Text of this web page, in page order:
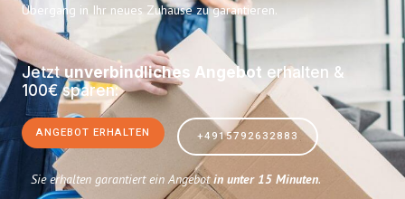
Übergang in Ihr neues Zuhause zu garantieren.
Jetztunverbindliches Angebot erhalten &
100€ sparen:
ANGEBOT ERHALTEN +4915792632883
Sie erhalten garantiert ein Angebotin unter 15 Minuten.